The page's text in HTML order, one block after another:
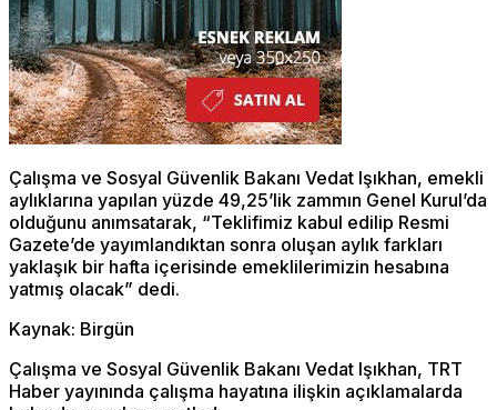
Çalışma ve Sosyal Güvenlik Bakanı Vedat Işıkhan, emekli
aylıklarına yapılan yüzde 49,25’lik zammın Genel Kurul’da
olduğunu anımsatarak, “Teklifimiz kabul edilip Resmi
Gazete’de yayımlandıktan sonra oluşan aylık farkları
yaklaşık bir hafta içerisinde emeklilerimizin hesabına
yatmış olacak” dedi.
Kaynak: Birgün
Çalışma ve Sosyal Güvenlik Bakanı Vedat Işıkhan, TRT
Haber yayınında çalışma hayatına ilişkin açıklamalarda